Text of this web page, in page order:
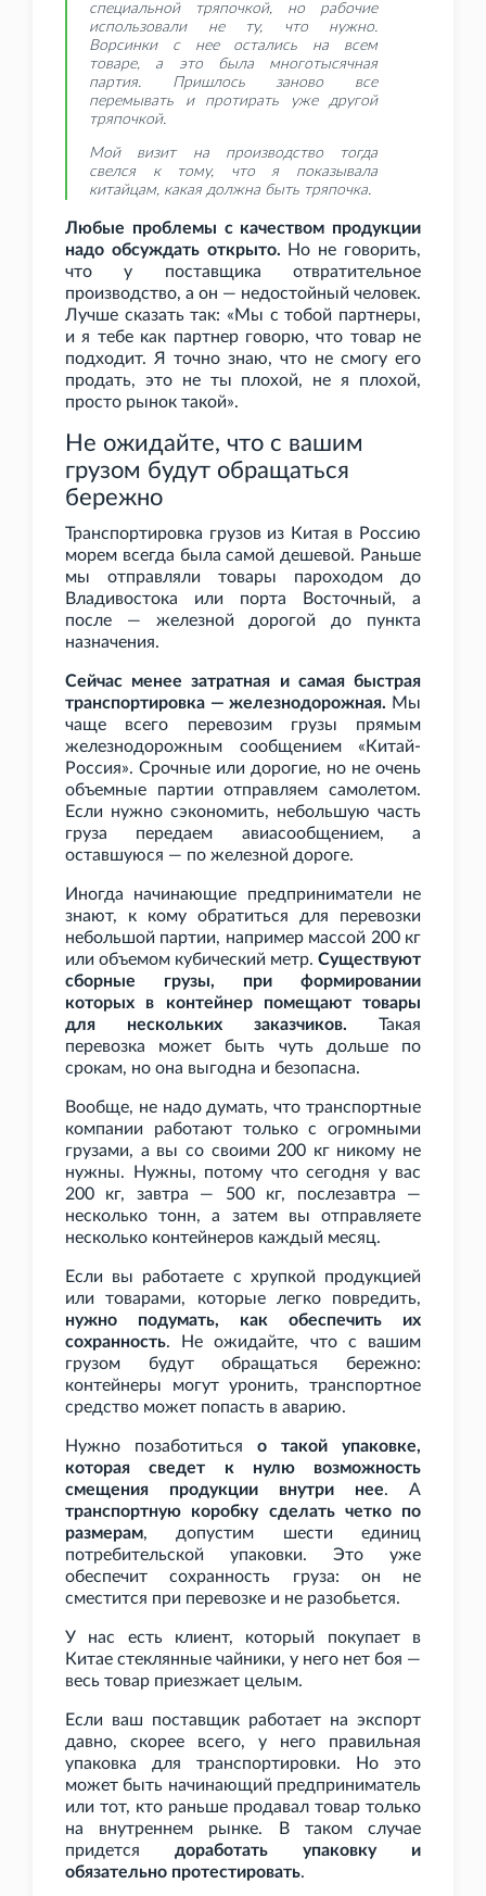
специальной тряпочкой, но рабочие
использовали не ту, что нужно.
Ворсинки с нее остались на всем
товаре, а это была многотысячная
партия. Пришлось заново все
перемывать и протирать уже другой
тряпочкой.
Мой визит на производство тогда
свелся к тому, что я показывала
китайцам, какая должна быть тряпочка.
Любые проблемы с качеством продукции
надо обсуждать открыто. Но не говорить,
что у поставщика отвратительное
производство, а он — недостойный человек.
Лучше сказать так: «Мы с тобой партнеры,
и я тебе как партнер говорю, что товар не
подходит. Я точно знаю, что не смогу его
продать, это не ты плохой, не я плохой,
просто рынок такой».
Не ожидайте, что с вашим
грузом будут обращаться
бережно
Транспортировка грузов из Китая в Россию
морем всегда была самой дешевой. Раньше
мы отправляли товары пароходом до
Владивостока или порта Восточный, а
после — железной дорогой до пункта
назначения.
Сейчас менее затратная и самая быстрая
транспортировка — железнодорожная. Мы
чаще всего перевозим грузы прямым
железнодорожным сообщением «Китай-
Россия». Срочные или дорогие, но не очень
объемные партии отправляем самолетом.
Если нужно сэкономить, небольшую часть
груза передаем авиасообщением, а
оставшуюся — по железной дороге.
Иногда начинающие предприниматели не
знают, к кому обратиться для перевозки
небольшой партии, например массой 200 кг
или объемом кубический метр. Существуют
сборные грузы, при формировании
которых в контейнер помещают товары
для нескольких заказчиков. Такая
перевозка может быть чуть дольше по
срокам, но она выгодна и безопасна.
Вообще, не надо думать, что транспортные
компании работают только с огромными
грузами, а вы со своими 200 кг никому не
нужны. Нужны, потому что сегодня у вас
200
кг, завтра — 500
кг, послезавтра —
несколько тонн, а затем вы отправляете
несколько контейнеров каждый месяц.
Если вы работаете с хрупкой продукцией
или товарами, которые легко повредить,
нужно подумать, как обеспечить их
сохранность. Не ожидайте, что с вашим
грузом будут обращаться бережно:
контейнеры могут уронить, транспортное
средство может попасть в аварию.
Нужно позаботиться о такой упаковке,
которая сведет к нулю возможность
смещения продукции внутри нее. А
транспортную коробку сделать четко по
размерам, допустим шести единиц
потребительской упаковки. Это уже
обеспечит сохранность груза: он не
сместится при перевозке и не разобьется.
У нас есть клиент, который покупает в
Китае стеклянные чайники, у него нет боя —
весь товар приезжает целым.
Если ваш поставщик работает на экспорт
давно, скорее всего, у него правильная
упаковка для транспортировки. Но это
может быть начинающий предприниматель
или тот, кто раньше продавал товар только
на внутреннем рынке. В таком случае
придется доработать упаковку и
обязательно протестировать.